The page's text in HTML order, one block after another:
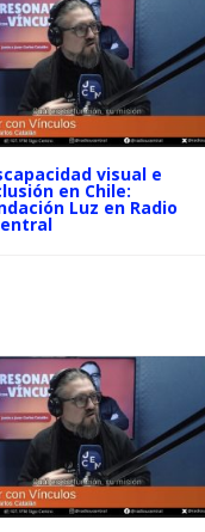
visual e
en Chile:
Luz en Radio